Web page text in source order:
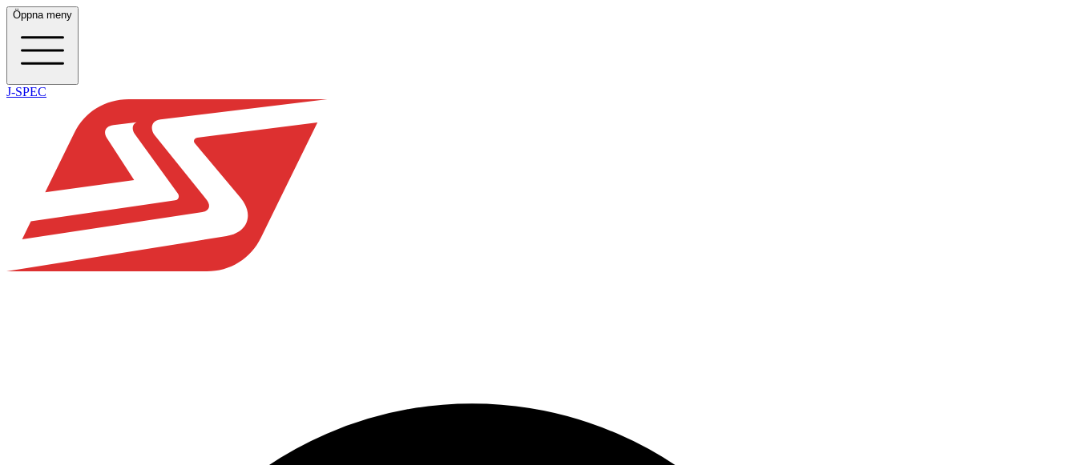
Öppna meny
J-SPEC